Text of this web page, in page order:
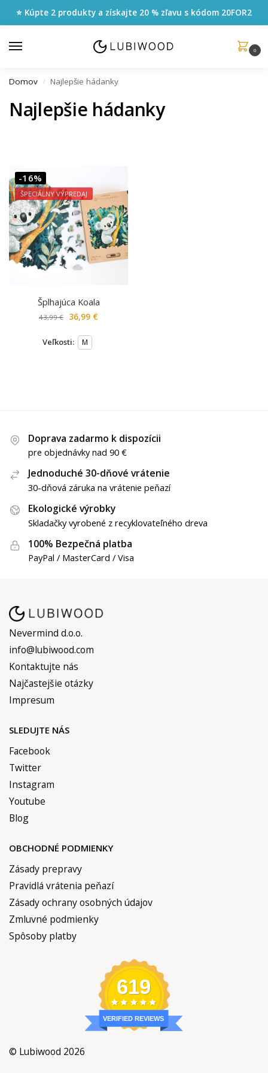
⭐ Kúpte 2 produkty a získajte 20 % zľavu s kódom 20FOR2
0
Domov / Najlepšie hádanky
Najlepšie hádanky
-16%
ŠPECIÁLNY VÝPREDAJ
Šplhajúca Koala
43,99€ 36,99 €
Veľkosti: M
Doprava zadarmo k dispozícii
pre objednávky nad 90 €
Jednoduché 30-dňové vrátenie
30-dňová záruka na vrátenie peňazí
Ekologické výrobky
Skladačky vyrobené z recyklovateľného dreva
100% Bezpečná platba
PayPal / MasterCard / Visa
Nevermind d.o.o.
info@lubiwood.com
Kontaktujte nás
Najčastejšie otázky
Impresum
SLEDUJTE NÁS
Facebook
Twitter
Instagram
Youtube
Blog
OBCHODNÉ PODMIENKY
Zásady prepravy
Pravidlá vrátenia peňazí
Zásady ochrany osobných údajov
Zmluvné podmienky
Spôsoby platby
619
VERIFIED REVIEWS
© Lubiwood 2026